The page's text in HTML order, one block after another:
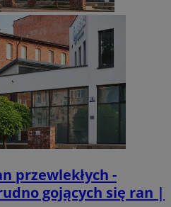
przewlekłych -
gojących się ran |